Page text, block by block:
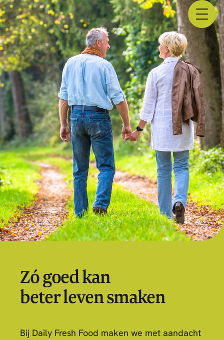
Zó goed kan
beter leven smaken
Bij Daily Fresh Food maken we met aandacht